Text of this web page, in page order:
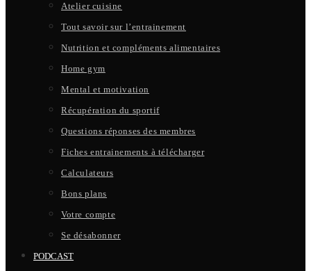
Atelier cuisine
Tout savoir sur l’entrainement
Nutrition et compléments alimentaires
Home gym
Mental et motivation
Récupération du sportif
Questions réponses des membres
Fiches entrainements à télécharger
Calculateurs
Bons plans
Votre compte
Se désabonner
PODCAST